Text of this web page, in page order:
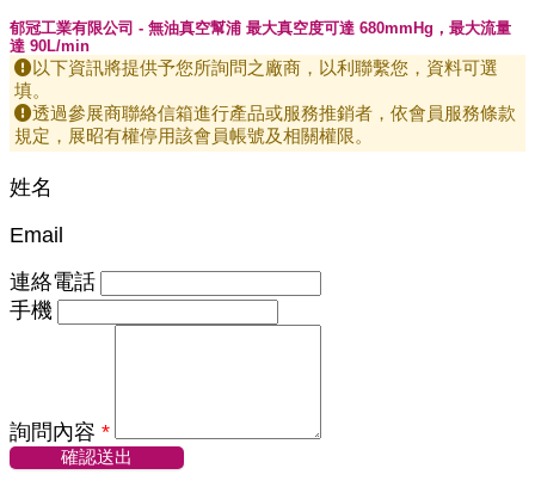
郁冠工業有限公司 - 無油真空幫浦 最大真空度可達 680mmHg，最大流量
達 90L/min
以下資訊將提供予您所詢問之廠商，以利聯繫您，資料可選
填。
透過參展商聯絡信箱進行產品或服務推銷者，依會員服務條款
規定，展昭有權停用該會員帳號及相關權限。
姓名
Email
連絡電話
手機
詢問內容 *
確認送出